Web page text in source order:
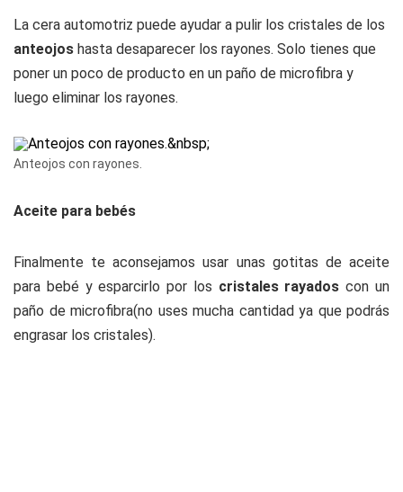
La cera automotriz puede ayudar a pulir los cristales de los
anteojos hasta desaparecer los rayones. Solo tienes que
poner un poco de producto en un paño de microfibra y
luego eliminar los rayones.
Anteojos con rayones.
Aceite para bebés
Finalmente te aconsejamos usar unas gotitas de aceite
para bebé y esparcirlo por los cristales rayadoscon un
paño de microfibra(no uses mucha cantidad ya que podrás
engrasar los cristales).